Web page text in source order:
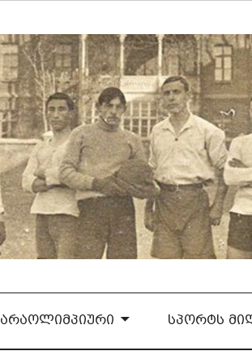
ᲐᲠᲐᲝᲚᲘᲛᲞᲘᲣᲠᲘ ᲡᲞᲝᲠᲢᲡ